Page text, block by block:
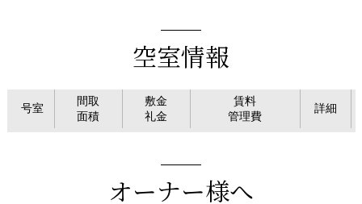
空室情報
号室
間取
面積
敷金
礼金
賃料
管理費
詳細
オーナー様へ